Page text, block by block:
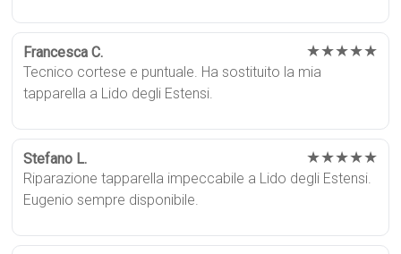
Francesca C. ★★★★★
Tecnico cortese e puntuale. Ha sostituito la mia
tapparella a Lido degli Estensi.
Stefano L. ★★★★★
Riparazione tapparella impeccabile a Lido degli Estensi.
Eugenio sempre disponibile.